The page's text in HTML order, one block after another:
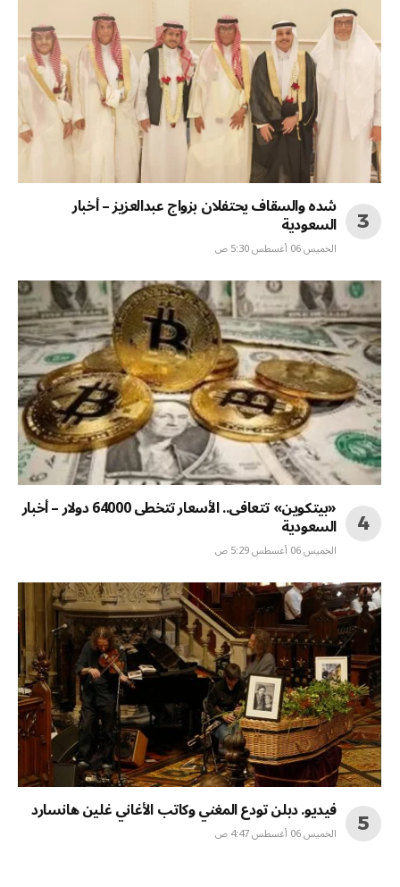
شده والسقاف يحتفلان بزواج عبدالعزيز – أخبار
السعودية
الخميس 06 أغسطس 5:30 ص
«بيتكوين» تتعافى.. الأسعار تتخطى 64000 دولار – أخبار
السعودية
الخميس 06 أغسطس 5:29 ص
فيديو. دبلن تودع المغني وكاتب الأغاني غلين هانسارد
الخميس 06 أغسطس 4:47 ص